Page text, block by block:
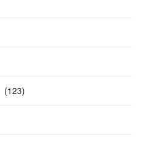
(123)